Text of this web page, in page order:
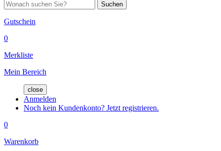
Suchen
Gutschein
0
Merkliste
Mein Bereich
close
Anmelden
Noch kein Kundenkonto? Jetzt registrieren.
0
Warenkorb